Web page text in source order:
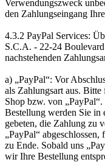
Verwendungszweck
den Zahlungseingang
4.3.2 PayPal Services:
S.C.A. - 22-24
nachstehenden
a) „PayPal“: Vor
als Zahlungsart aus.
Shop bzw. von
Bestellung werden Sie in
gebeten, die Zahlung zu
„PayPal“
zu Ende. Sobald uns
wir Ihre Bestellung